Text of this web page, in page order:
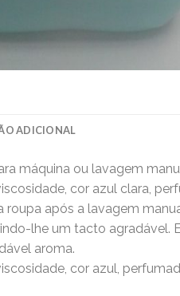
ADICIONAL
máquina ou lavagem
cor azul clara,
roupa após a lavagem
lhe um tacto agradável.
aroma.
cor azul,